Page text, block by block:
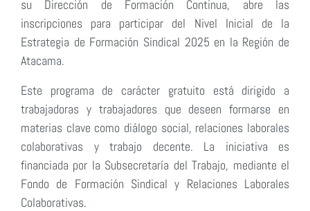
su Dirección de Formación Continua, abre las
inscripciones para participar del Nivel Inicial de la
Estrategia de Formación Sindical 2025 en la Región de
Atacama.
Este programa de carácter gratuito está dirigido a
trabajadoras y trabajadores que deseen formarse en
materias clave como diálogo social, relaciones laborales
colaborativas y trabajo decente. La iniciativa es
financiada por la Subsecretaría del Trabajo, mediante el
Fondo de Formación Sindical y Relaciones Laborales
Colaborativas.